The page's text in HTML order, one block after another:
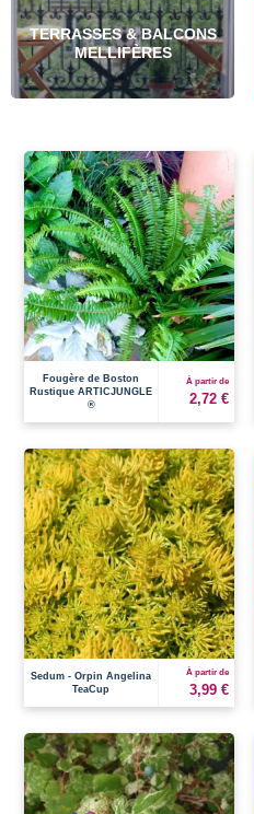
Fougère de Boston
Rustique ARTICJUNGLE
®
À partir de
2,72 €
Sedum - Orpin Angelina
TeaCup
À partir de
3,99 €
TERRASSES & BALCONS
MELLIFÈRES